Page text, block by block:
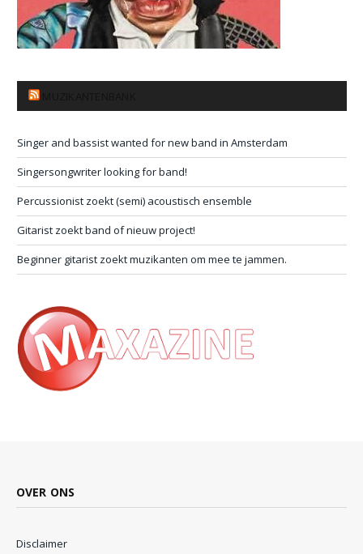
Singer and bassist wanted for new band in Amsterdam
Singersongwriter looking for band!
Percussionist zoekt (semi) acoustisch ensemble
Gitarist zoekt band of nieuw project!
Beginner gitarist zoekt muzikanten om mee te jammen.
OVER ONS
Disclaimer